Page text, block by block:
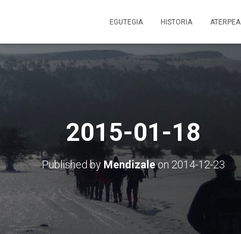
EGUTEGIA HISTORIA ATERPEA
2015-01-18
Published by Mendizaleon 2014-12-23